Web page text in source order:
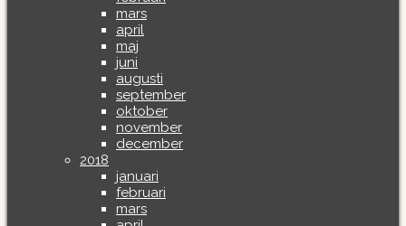
mars
april
maj
juni
augusti
september
oktober
november
december
2018
januari
februari
mars